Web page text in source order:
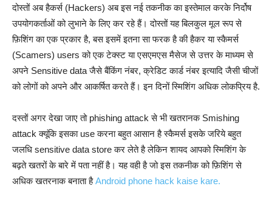
दोस्तों अब हैकर्स (Hackers) अब इस नई तकनीक का इस्तेमाल करके निर्दोष
उपयोगकर्ताओं को लुभाने के लिए कर रहे हैं। दोस्तों यह बिलकुल मूल रूप से
फ़िशिंग का एक प्रकार है, बस इसमें इतना सा फरक है की हैकर या स्कैमर्स
(Scamers) users को एक टेक्स्ट या एसएमएस मैसेज से उत्तर के माध्यम से
अपने Sensitive data जैसे बैंकिंग नंबर, क्रेडिट कार्ड नंबर इत्यादि जैसी चीजों
को लोगों को अपने और आकर्षित करते हैं। इन दिनों स्मिशिंग अधिक लोकप्रिय है.
दस्तों अगर देखा जाए तो phishing attack से भी खतरानक Smishing
attack क्यूंकि इसका use करना बहुत आसान है स्कैमर्स इसके जरिये बहुत
जलधि sensitive data store कर लेते है लेकिन शायद आपको स्मिशिंग के
बढ़ते खतरों के बारे में पता नहीं है। यह वही है जो इस तकनीक को फ़िशिंग से
अधिक खतरनाक बनाता हैAndroid phone hack kaise kare.